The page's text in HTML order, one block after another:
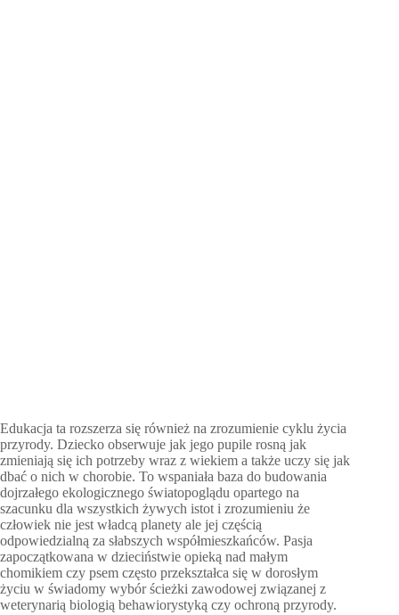
Edukacja ta rozszerza się również na zrozumienie cyklu życia
przyrody. Dziecko obserwuje jak jego pupile rosną jak
zmieniają się ich potrzeby wraz z wiekiem a także uczy się jak
dbać o nich w chorobie. To wspaniała baza do budowania
dojrzałego ekologicznego światopoglądu opartego na
szacunku dla wszystkich żywych istot i zrozumieniu że
człowiek nie jest władcą planety ale jej częścią
odpowiedzialną za słabszych współmieszkańców. Pasja
zapoczątkowana w dzieciństwie opieką nad małym
chomikiem czy psem często przekształca się w dorosłym
życiu w świadomy wybór ścieżki zawodowej związanej z
weterynarią biologią behawiorystyką czy ochroną przyrody.